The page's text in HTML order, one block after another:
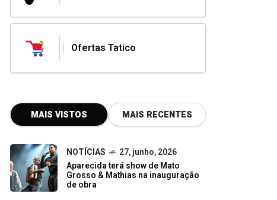
Ofertas Tatico
MAIS VISTOS MAIS RECENTES
NOTÍCIAS
27, junho, 2026
Aparecida terá show de Mato
Grosso & Mathias na inauguração
de obra